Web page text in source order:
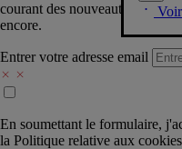
courant des nouveautés,
encore.
Entrer votre adresse email
En soumettant le formulaire,
la Politique relative aux